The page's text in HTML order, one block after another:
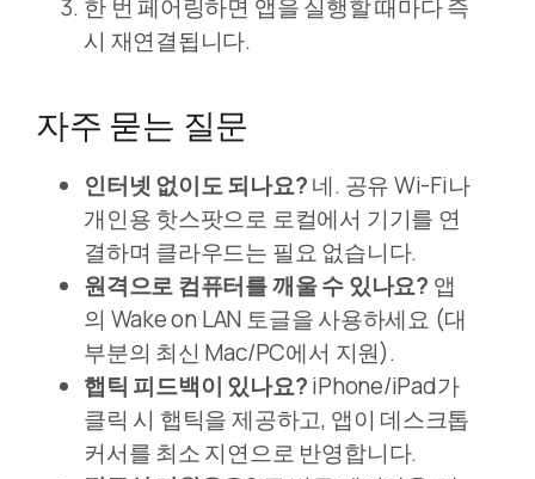
한 번 페어링하면 앱을 실행할 때마다 즉
시 재연결됩니다.
자주 묻는 질문
인터넷 없이도 되나요?네. 공유 Wi-Fi나
개인용 핫스팟으로 로컬에서 기기를 연
결하며 클라우드는 필요 없습니다.
원격으로 컴퓨터를 깨울 수 있나요? 앱
의 Wake on LAN 토글을 사용하세요 (대
부분의 최신 Mac/PC에서 지원).
햅틱 피드백이 있나요?iPhone/iPad가
클릭 시 햅틱을 제공하고, 앱이 데스크톱
커서를 최소 지연으로 반영합니다.